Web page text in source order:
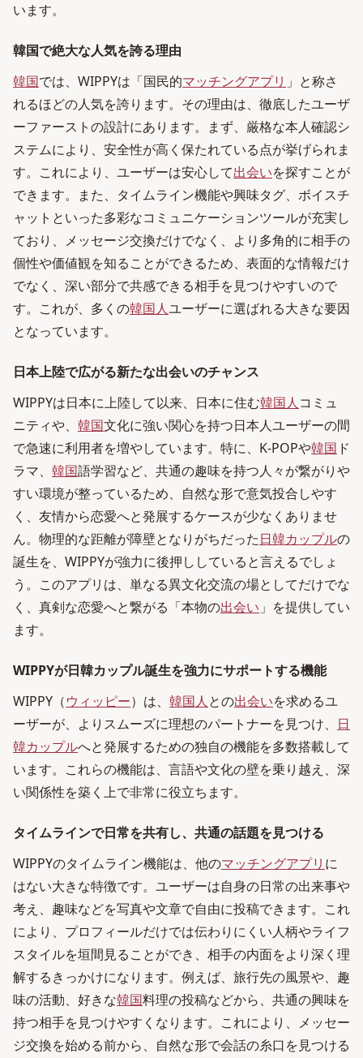
います。
韓国で絶大な人気を誇る理由
韓国では、WIPPYは「国民的マッチングアプリ 」と称さ
れるほどの人気を誇ります。その理由は、徹底したユーザ
ーファーストの設計にあります。まず、厳格な本人確認シ
ステムにより、安全性が高く保たれている点が挙げられま
す。これにより、ユーザーは安心して出会いを探すことが
できます。また、タイムライン機能や興味タグ、ボイスチ
ャットといった多彩なコミュニケーションツールが充実し
ており、メッセージ交換だけでなく、より多角的に相手の
個性や価値観を知ることができるため、表面的な情報だけ
でなく、深い部分で共感できる相手を見つけやすいので
す。これが、多くの韓国人ユーザーに選ばれる大きな要因
となっています。
日本上陸で広がる新たな出会いのチャンス
WIPPYは日本に上陸して以来、日本に住む韓国人コミュ
ニティや、 韓国文化に強い関心を持つ日本人ユーザーの間
で急速に利用者を増やしています。特に、K-POPや韓国 ド
ラマ、 韓国語学習など、共通の趣味を持つ人々が繋がりや
すい環境が整っているため、自然な形で意気投合しやす
く、友情から恋愛へと発展するケースが少なくありませ
ん。物理的な距離が障壁となりがちだった日韓カップルの
誕生を、WIPPYが強力に後押ししていると言えるでしょ
う。このアプリは、単なる異文化交流の場としてだけでな
く、真剣な恋愛へと繋がる「本物の出会い 」を提供してい
ます。
WIPPYが日韓カップル誕生を強力にサポートする機能
WIPPY（ウィッピー）は、 韓国人との出会いを求めるユ
ーザーが、よりスムーズに理想のパートナーを見つけ、 日
韓カップルへと発展するための独自の機能を多数搭載して
います。これらの機能は、言語や文化の壁を乗り越え、深
い関係性を築く上で非常に役立ちます。
タイムラインで日常を共有し、共通の話題を見つける
WIPPYのタイムライン機能は、他のマッチングアプリ に
はない大きな特徴です。ユーザーは自身の日常の出来事や
考え、趣味などを写真や文章で自由に投稿できます。これ
により、プロフィールだけでは伝わりにくい人柄やライフ
スタイルを垣間見ることができ、相手の内面をより深く理
解するきっかけになります。例えば、旅行先の風景や、趣
味の活動、好きな韓国料理の投稿などから、共通の興味を
持つ相手を見つけやすくなります。これにより、メッセー
ジ交換を始める前から、自然な形で会話の糸口を見つける